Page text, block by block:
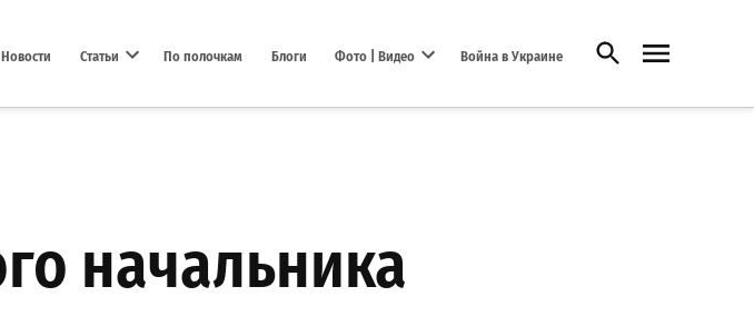
Новости Статьи По полочкам Блоги Фото | Видео Война в Украине Открыть поиск
начальника